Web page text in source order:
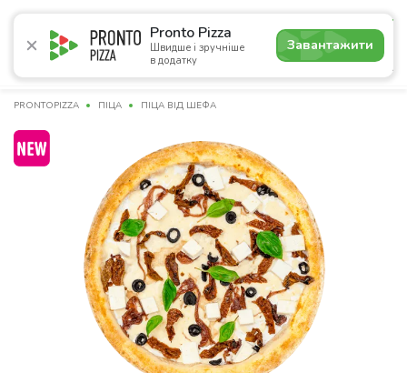
Pronto Pizza
Швидше і зручніше
в додатку
Завантажити
4.9
Акції Піца Суші Сети Сніданки
PRONTOPIZZA ПІЦА ПІЦА ВІД ШЕФА